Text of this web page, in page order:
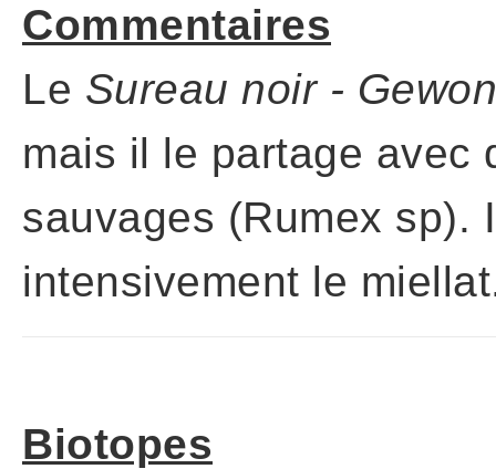
Commentaires
Le Sureau noir -
mais il le partage avec
sauvages (Rumex sp).
intensivement le
Biotopes